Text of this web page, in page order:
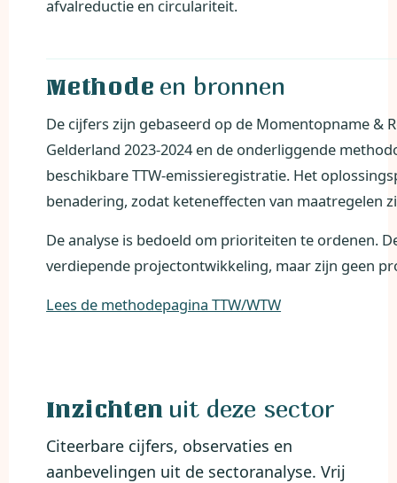
afvalreductie en circulariteit.
Methode en bronnen
De cijfers zijn gebaseerd op de Momentopname &
Gelderland 2023-2024 en de onderliggende
beschikbare TTW-emissieregistratie. Het
benadering, zodat keteneffecten van maatregelen
De analyse is bedoeld om prioriteiten te ordenen.
verdiepende projectontwikkeling, maar zijn geen
Lees de methodepagina TTW/WTW
Inzichten uit deze sector
Citeerbare cijfers, observaties en
aanbevelingen uit de sectoranalyse. Vrij